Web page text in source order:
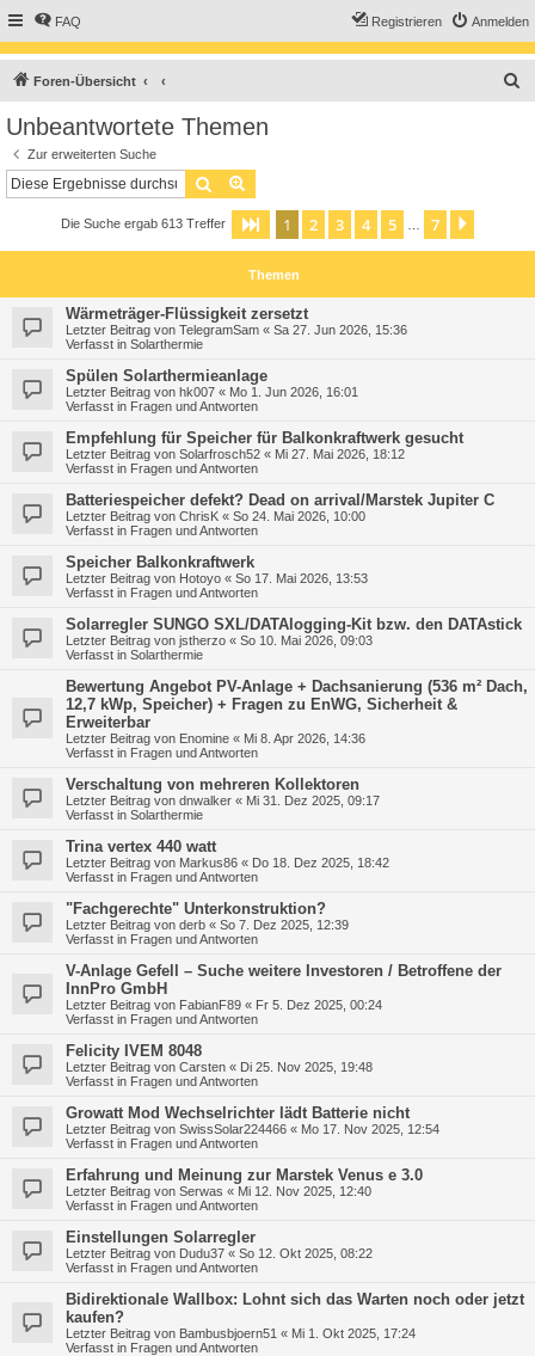
FAQ Anmelden
Registrieren
Foren-Übersicht
Unbeantwortete Themen
Zur erweiterten Suche
Suche
Die Suche ergab 613 Treffer Seite 1von
1 2 3 4 5 7
Themen
Wärmeträger-Flüssigkeit zersetzt
Letzter Beitrag von TelegramSam « Sa 27. Jun 2026, 15:36
Verfasst in Solarthermie
Spülen Solarthermieanlage
Letzter Beitrag von hk007 « Mo 1. Jun 2026, 16:01
Verfasst in Fragen und Antworten
Empfehlung für Speicher für Balkonkraftwerk gesucht
Letzter Beitrag von Solarfrosch52 « Mi 27. Mai 2026, 18:12
Verfasst in Fragen und Antworten
Batteriespeicher defekt? Dead on arrival/Marstek Jupiter C
Letzter Beitrag von ChrisK « So 24. Mai 2026, 10:00
Verfasst in Fragen und Antworten
Speicher Balkonkraftwerk
Letzter Beitrag von Hotoyo « So 17. Mai 2026, 13:53
Verfasst in Fragen und Antworten
Solarregler SUNGO SXL/DATAlogging-Kit bzw. den DATAstick
Letzter Beitrag von jstherzo « So 10. Mai 2026, 09:03
Verfasst in Solarthermie
Bewertung Angebot PV-Anlage + Dachsanierung (536 m² Dach,
12,7 kWp, Speicher) + Fragen zu EnWG, Sicherheit &
Erweiterbar
Letzter Beitrag von Enomine « Mi 8. Apr 2026, 14:36
Verfasst in Fragen und Antworten
Verschaltung von mehreren Kollektoren
Letzter Beitrag von dnwalker « Mi 31. Dez 2025, 09:17
Verfasst in Solarthermie
Trina vertex 440 watt
Letzter Beitrag von Markus86 « Do 18. Dez 2025, 18:42
Verfasst in Fragen und Antworten
"Fachgerechte" Unterkonstruktion?
Letzter Beitrag von derb « So 7. Dez 2025, 12:39
Verfasst in Fragen und Antworten
V-Anlage Gefell – Suche weitere Investoren / Betroffene der
InnPro GmbH
Letzter Beitrag von FabianF89 « Fr 5. Dez 2025, 00:24
Verfasst in Fragen und Antworten
Felicity IVEM 8048
Letzter Beitrag von Carsten « Di 25. Nov 2025, 19:48
Verfasst in Fragen und Antworten
Growatt Mod Wechselrichter lädt Batterie nicht
Letzter Beitrag von SwissSolar224466 « Mo 17. Nov 2025, 12:54
Verfasst in Fragen und Antworten
Erfahrung und Meinung zur Marstek Venus e 3.0
Letzter Beitrag von Serwas « Mi 12. Nov 2025, 12:40
Verfasst in Fragen und Antworten
Einstellungen Solarregler
Letzter Beitrag von Dudu37 « So 12. Okt 2025, 08:22
Verfasst in Fragen und Antworten
Bidirektionale Wallbox: Lohnt sich das Warten noch oder jetzt
kaufen?
Letzter Beitrag von Bambusbjoern51 « Mi 1. Okt 2025, 17:24
Verfasst in Fragen und Antworten